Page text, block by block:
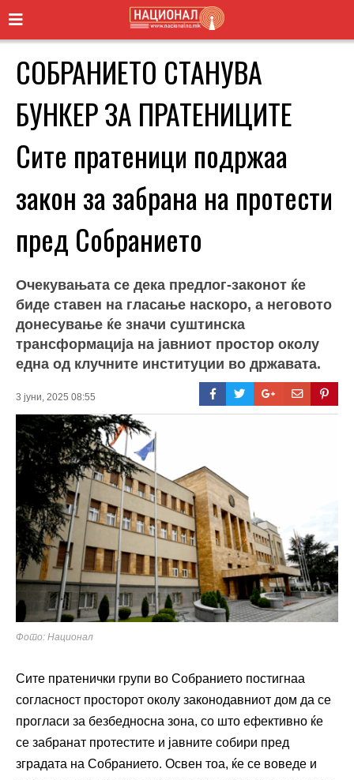
СОБРАНИЕТО СТАНУВА
БУНКЕР ЗА ПРАТЕНИЦИТЕ
Сите пратеници подржаа
закон за забрана на протести
пред Собранието
Очекувањата се дека предлог-законот ќе
биде ставен на гласање наскоро, а неговото
донесување ќе значи суштинска
трансформација на јавниот простор околу
една од клучните институции во државата.
3 јуни, 2025 08:55
Фото: Национал
Сите пратенички групи во Собранието постигнаа
согласност просторот околу законодавниот дом да се
прогласи за безбедносна зона, со што ефективно ќе
се забранат протестите и јавните собири пред
зградата на Собранието. Освен тоа, ќе се воведе и